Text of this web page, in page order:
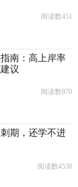
阅读数451
南：高上岸率
议
阅读数870
期，还学不进
阅读数4538